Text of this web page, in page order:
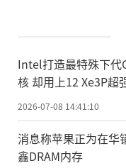
Intel打造最特殊下代
核 却用上12 Xe3P超
2026-07-08 14:41:10
消息称苹果正为在华
鑫DRAM内存